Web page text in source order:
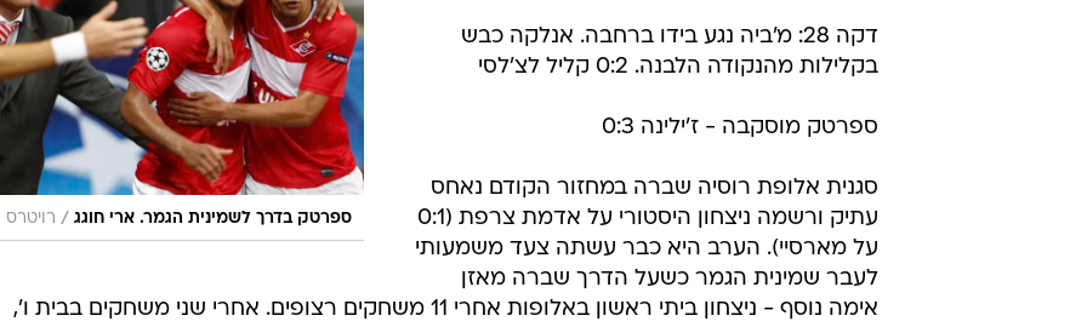
ספרטק בדרך לשמינית הגמר. ארי חוגג / רויטרס
דקה 28: מ'ביה נגע בידו ברחבה. אנלקה כבש
בקלילות מהנקודה הלבנה. 0:2 קליל לצ'לסי
ספרטק מוסקבה - ז'ילינה 0:3
סגנית אלופת רוסיה שברה במחזור הקודם נאחס
עתיק ורשמה ניצחון היסטורי על אדמת צרפת (0:1
על מארסיי). הערב היא כבר עשתה צעד משמעותי
לעבר שמינית הגמר כשעל הדרך שברה מאזן
אימה נוסף - ניצחון ביתי ראשון באלופות אחרי 11 משחקים רצופים. אחרי שני משחקים בבית ו',